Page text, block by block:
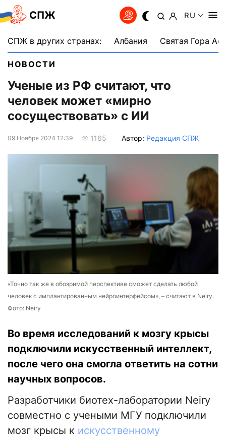
СПЖ RU
СПЖ в других странах: Албания Святая Гора
НОВОСТИ
Ученые из РФ считают, что
человек может «мирно
сосуществовать» с ИИ
09 Ноября 2024 12:39 1165 Автор: Редакция СПЖ
«Точно так же в обозримой перспективе сможет сделать любой
человек с имплантированным нейроинтерфейсом», – считают в Neiry.
Фото: Neiry
Во время исследований к мозгу крысы
подключили искусственный интеллект,
после чего она смогла ответить на сотни
научных вопросов.
Разработчики биотех-лаборатории Neiry
совместно с учеными МГУ подключили
мозг крысы к искусственному